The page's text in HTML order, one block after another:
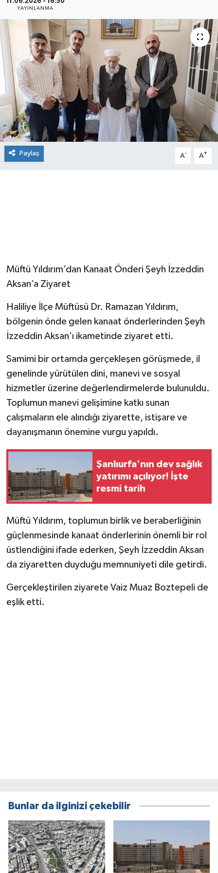
11.06.2026 - 16:50
YAYINLANMA
Paylaş A- A+
Müftü Yıldırım’dan Kanaat Önderi Şeyh İzzeddin
Aksan’a Ziyaret
Haliliye İlçe Müftüsü Dr. Ramazan Yıldırım,
bölgenin önde gelen kanaat önderlerinden Şeyh
İzzeddin Aksan’ı ikametinde ziyaret etti.
Samimi bir ortamda gerçekleşen görüşmede, il
genelinde yürütülen dini, manevi ve sosyal
hizmetler üzerine değerlendirmelerde bulunuldu.
Toplumun manevi gelişimine katkı sunan
çalışmaların ele alındığı ziyarette, istişare ve
dayanışmanın önemine vurgu yapıldı.
Şanlıurfa'nın dev sağlık
yatırımı açılıyor! İşte
resmi tarih
Müftü Yıldırım, toplumun birlik ve beraberliğinin
güçlenmesinde kanaat önderlerinin önemli bir rol
üstlendiğini ifade ederken, Şeyh İzzeddin Aksan
da ziyaretten duyduğu memnuniyeti dile getirdi.
Gerçekleştirilen ziyarete Vaiz Muaz Boztepeli de
eşlik etti.
Bunlar da ilginizi çekebilir